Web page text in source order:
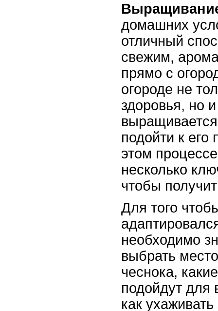
домашних
отличный
свежим,
прямо с
огороде не
здоровья, но
подойти к его
этом
несколько
чтобы
Для того
необходимо
выбрать
чеснока,
подойдут для
как